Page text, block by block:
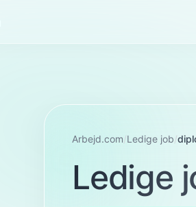
Arbejd.com/Ledige job/
Ledige